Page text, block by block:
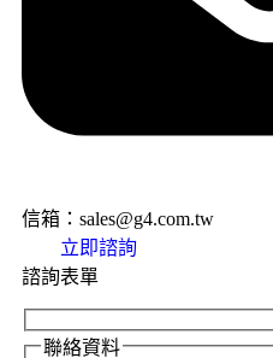
信箱：sales@g4.com.tw
立即諮詢
諮詢表單
聯絡資料